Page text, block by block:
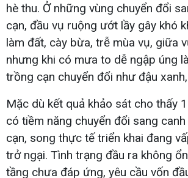
hè thu. Ở những vùng chuyển đổi
cạn, đầu vụ ruộng ướt lầy gây khó
làm đất, cày bừa, trễ mùa vụ, giữa
nhưng khi có mưa to dễ ngập úng
trồng cạn chuyển đổi như đậu
Mặc dù kết quả khảo sát cho thấy
có tiềm năng chuyển đổi sang
cạn, song thực tế triển khai đang
trở ngại. Tình trạng đầu ra không
tầng chưa đáp ứng, yêu cầu vốn